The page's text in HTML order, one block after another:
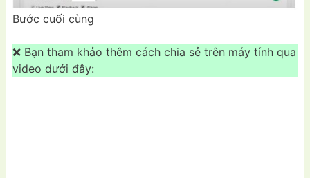
Bước cuối cùng
❌ Bạn tham khảo thêm cách chia sẻ trên máy tính qua
video dưới đây: